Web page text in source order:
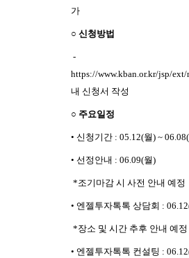
가
○ 신청방법
-
https://www.kban.or.kr/jsp/
내 신청서 작성
○ 주요일정
• 신청기간 : 05.12(월) ~
• 선정안내 : 06.09(월)
*조기마감 시 사전 안내 예정
• 엔젤투자톡톡 상담회 :
*장소 및 시간 추후 안내 예정
• 엔젤투자톡톡 컨설팅 :